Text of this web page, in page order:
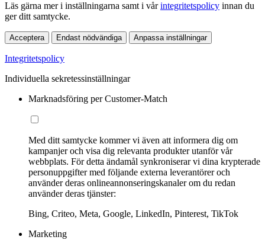
Läs gärna mer i inställningarna samt i vårintegritetspolicy innan du
ger ditt samtycke.
Acceptera Endast nödvändiga Anpassa inställningar
Integritetspolicy
Individuella sekretessinställningar
Marknadsföring per Customer-Match
Med ditt samtycke kommer vi även att informera dig om
kampanjer och visa dig relevanta produkter utanför vår
webbplats. För detta ändamål synkroniserar vi dina krypterade
personuppgifter med följande externa leverantörer och
använder deras onlineannonseringskanaler om du redan
använder deras tjänster:
Bing, Criteo, Meta, Google, LinkedIn, Pinterest, TikTok
Marketing